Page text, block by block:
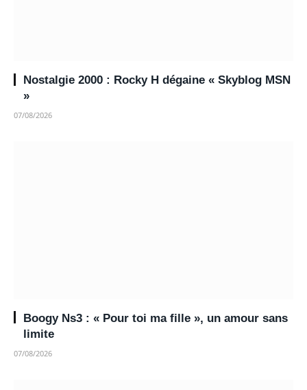
Nostalgie 2000 : Rocky H dégaine « Skyblog MSN
»
07/08/2026
Boogy Ns3 : « Pour toi ma fille », un amour sans
limite
07/08/2026